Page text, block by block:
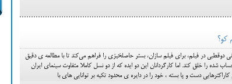
کو؟
دوقطبی در فیلم، برای فیلم سازان، بستر حاصلخیزی را فراهم می‌کند تا با مطالعه ی دقیق
شده را خلق کند. اما کارگردانان این دو ایده که از دو نسل کاملا متفاوت سینمای ایران
دست و پا بسته ، خود را در دایره ی محدود تکیه بر توانایی های با